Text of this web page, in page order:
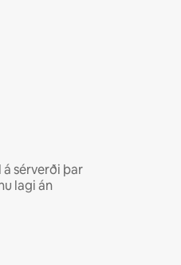
sérverði þar
lagi án